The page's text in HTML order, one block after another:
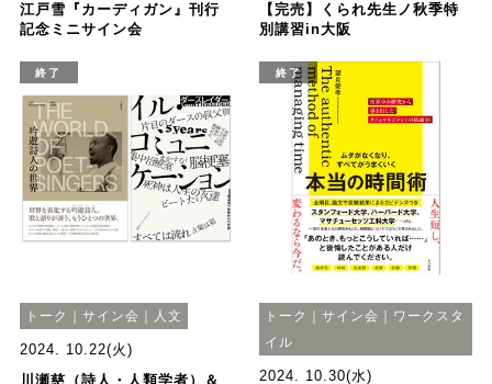
江戸雪『カーディガン』刊行
記念ミニサイン会
【完売】くられ先生ノ秋季特
別講習in大阪
終了
トーク｜サイン会｜人文
2024. 10.22(火)
川瀬慈（詩人・人類学者）＆
終了
トーク｜サイン会｜ワークスタ
イル
2024. 10.30(水)